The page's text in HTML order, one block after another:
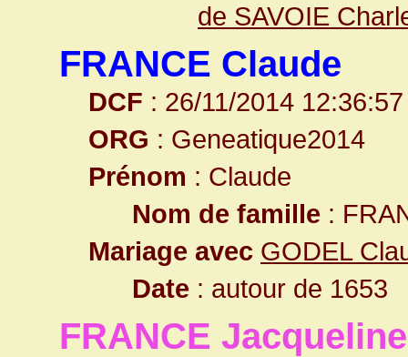
de SAVOIE
FRANCE Claude
DCF : 26/11/2014 12:36:57
ORG : Geneatique2014
Prénom : Claude
Nom de famille :
Mariage avec GODEL
Date : autour de 1653
FRANCE Jacqueline